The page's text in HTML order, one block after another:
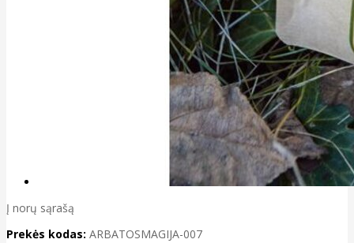
Į norų sąrašą
Prekės kodas: ARBATOSMAGIJA-007